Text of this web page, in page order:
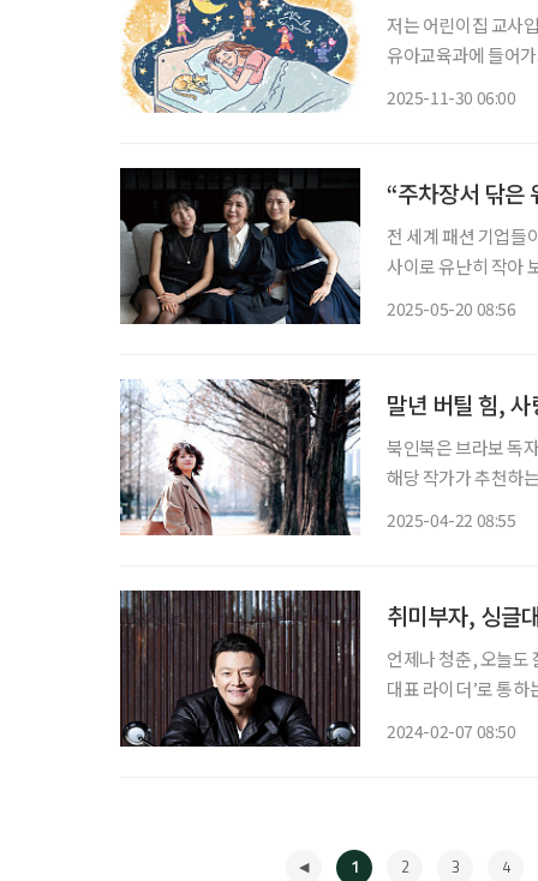
저는 어린이집 교사
유아교육과에 들어
2025-11-30 06:00
“주차장서 닦은
전 세계 패션 기업들
사이로 유난히 작아
2025-05-20 08:56
말년 버틸 힘,
북인북은 브라보 독
해당 작가가 추천하는 책들도 함께 즐겨
2025-04-22 08:55
취미부자, 싱글
언제나 청춘, 오늘도
대표 라이더’로 통하는
2024-02-07 08:50
1 2 3 4